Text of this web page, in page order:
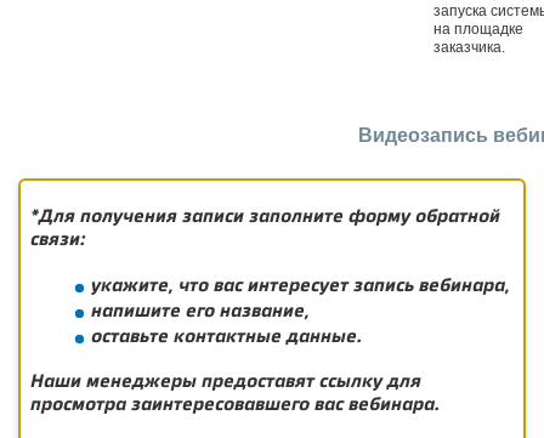
запуска
на площадке
заказчика.
Видеозапись
*Для получения записи заполните форму обратной
связи:
укажите, что вас интересует запись вебинара,
напишите его название,
оставьте контактные данные.
Наши менеджеры предоставят ссылку для
просмотра заинтересовавшего вас вебинара.